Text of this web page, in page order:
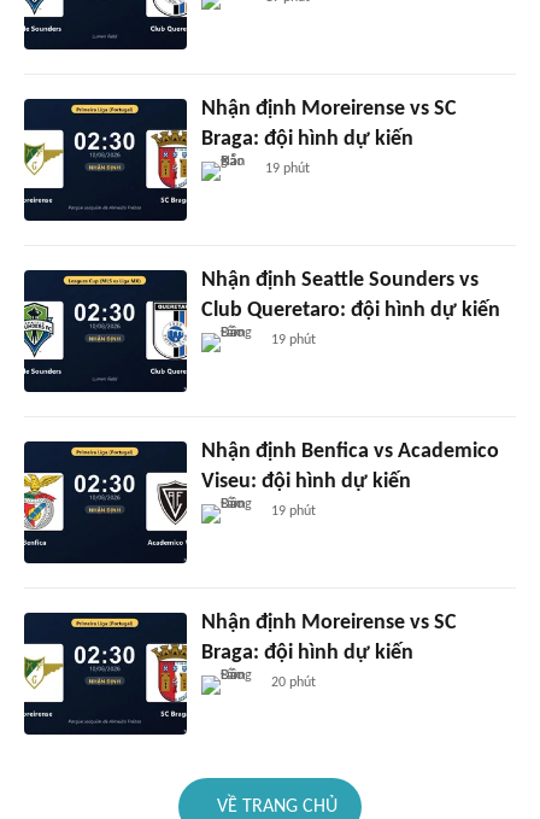
Nhận định Moreirense vs SC
Braga: đội hình dự kiến
19 phút
Nhận định Seattle Sounders vs
Club Queretaro: đội hình dự kiến
19 phút
Nhận định Benfica vs Academico
Viseu: đội hình dự kiến
19 phút
Nhận định Moreirense vs SC
Braga: đội hình dự kiến
20 phút
VỀ TRANG CHỦ